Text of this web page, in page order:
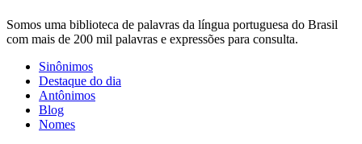
Somos uma biblioteca de palavras da língua portuguesa do Brasil
com mais de 200 mil palavras e expressões para consulta.
Sinônimos
Destaque do dia
Antônimos
Blog
Nomes